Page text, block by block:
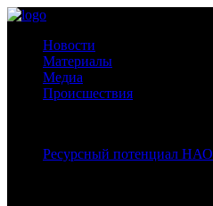
Новости
Материалы
Медиа
Происшествия
Ресурсный потенциал НАО